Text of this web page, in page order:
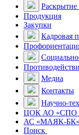
Продукция
Закупки
Кадровая
Медиа
Контакты
Научно-
ЦОК АО «СПО
АС «МАЯК-БК»
Поиск